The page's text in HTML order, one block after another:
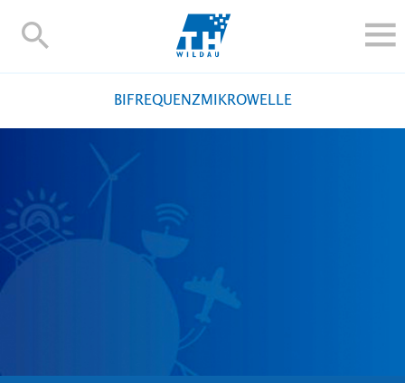
TH-
FORSCHUNG UND TRANSFER
HOCHSCHULE
INTERNATIONAL
Personensuche
BIFREQUENZMIKROWELLE